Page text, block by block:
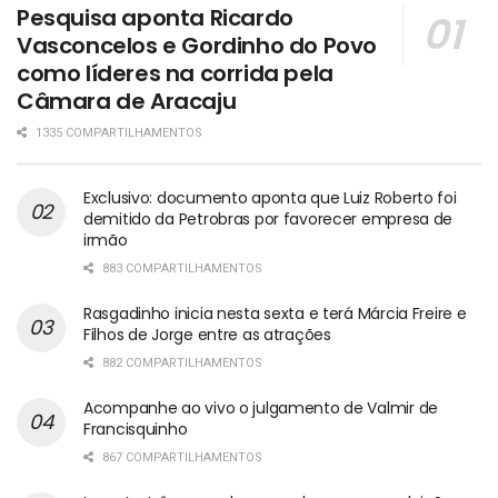
Pesquisa aponta Ricardo
Vasconcelos e Gordinho do Povo
como líderes na corrida pela
Câmara de Aracaju
1335 COMPARTILHAMENTOS
Exclusivo: documento aponta que Luiz Roberto foi
demitido da Petrobras por favorecer empresa de
irmão
883 COMPARTILHAMENTOS
Rasgadinho inicia nesta sexta e terá Márcia Freire e
Filhos de Jorge entre as atrações
882 COMPARTILHAMENTOS
Acompanhe ao vivo o julgamento de Valmir de
Francisquinho
867 COMPARTILHAMENTOS